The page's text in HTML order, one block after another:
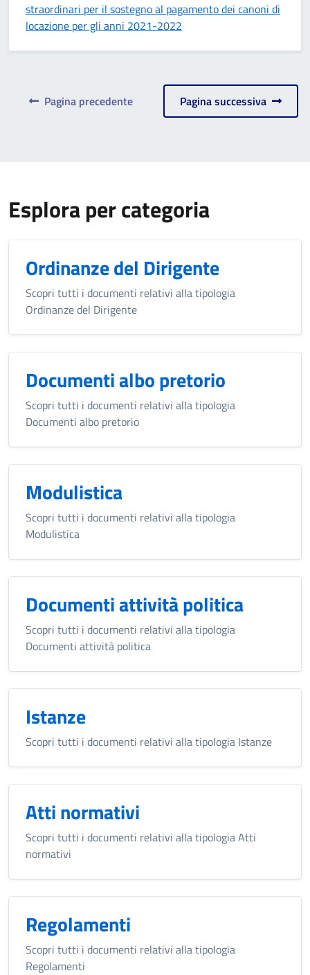
straordinari per il sostegno al pagamento dei canoni di
locazione per gli anni 2021-2022
Pagina precedente Pagina successiva
Esplora per categoria
Ordinanze del Dirigente
Scopri tutti i documenti relativi alla tipologia
Ordinanze del Dirigente
Documenti albo pretorio
Scopri tutti i documenti relativi alla tipologia
Documenti albo pretorio
Modulistica
Scopri tutti i documenti relativi alla tipologia
Modulistica
Documenti attività politica
Scopri tutti i documenti relativi alla tipologia
Documenti attività politica
Istanze
Scopri tutti i documenti relativi alla tipologia Istanze
Atti normativi
Scopri tutti i documenti relativi alla tipologia Atti
normativi
Regolamenti
Scopri tutti i documenti relativi alla tipologia
Regolamenti